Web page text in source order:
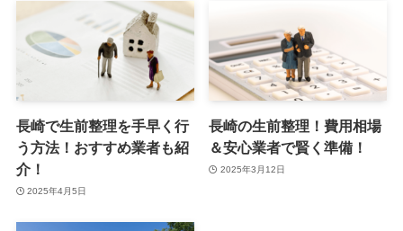
長崎で生前整理を手早く行
う方法！おすすめ業者も紹
介！
2025年4月5日
長崎の生前整理！費用相場
＆安心業者で賢く準備！
2025年3月12日